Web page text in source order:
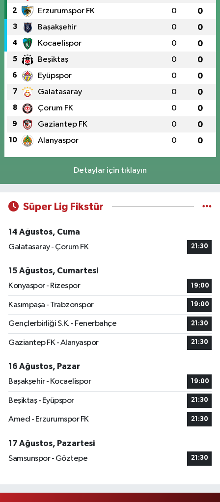
2 Erzurumspor FK 0 0
3 Başakşehir 0 0
4 Kocaelispor 0 0
5 Beşiktaş 0 0
6 Eyüpspor 0 0
7 Galatasaray 0 0
8 Çorum FK 0 0
9 Gaziantep FK 0 0
10 Alanyaspor 0 0
Detaylar için tıklayın
Süper Lig Fikstür
14 Ağustos, Cuma
Galatasaray - Çorum FK
21:30
15 Ağustos, Cumartesi
Konyaspor - Rizespor
19:00
Kasımpaşa - Trabzonspor 19:00
Gençlerbirliği S.K. - Fenerbahçe 21:30
Gaziantep FK - Alanyaspor 21:30
16 Ağustos, Pazar
Başakşehir - Kocaelispor
19:00
Beşiktaş - Eyüpspor 21:30
Amed - Erzurumspor FK 21:30
17 Ağustos, Pazartesi
Samsunspor - Göztepe
21:30